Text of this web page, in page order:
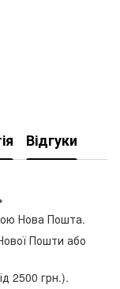
Відгуки
Нова Пошта.
Пошти або
2500 грн.).